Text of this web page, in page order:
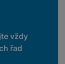
vždy
řad